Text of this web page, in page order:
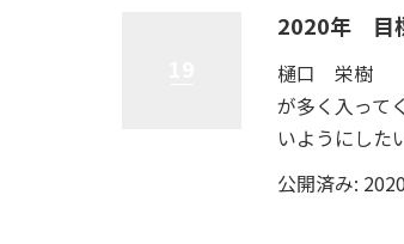
2020年 目
樋口 栄樹 ・
が多く入って
いようにし
公開済み: